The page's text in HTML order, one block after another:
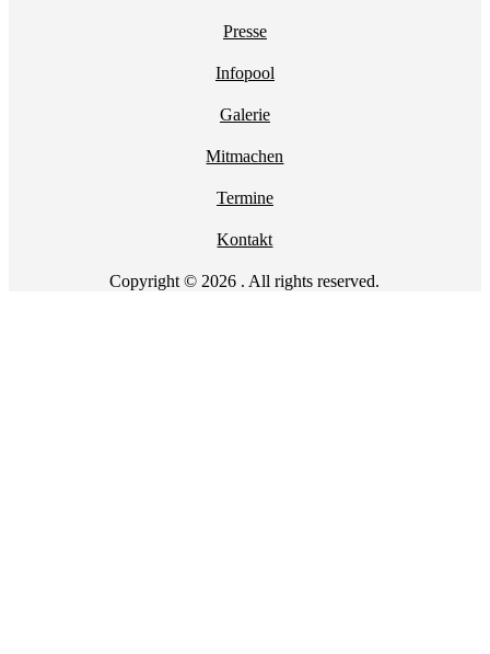
Presse
Infopool
Galerie
Mitmachen
Termine
Kontakt
Copyright © 2026 . All rights reserved.